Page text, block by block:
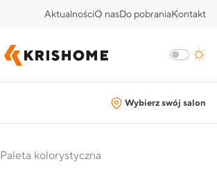
AktualnościO nasDo pobraniaKontakt
Wybierz swój salon
Paleta kolorystyczna